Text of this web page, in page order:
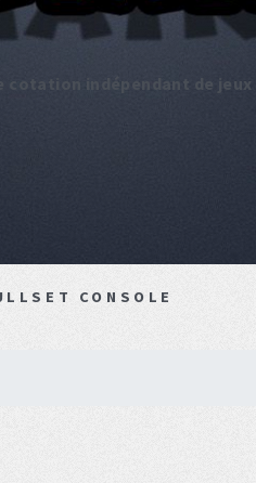
cotation indépendant de jeux
CONSOLE